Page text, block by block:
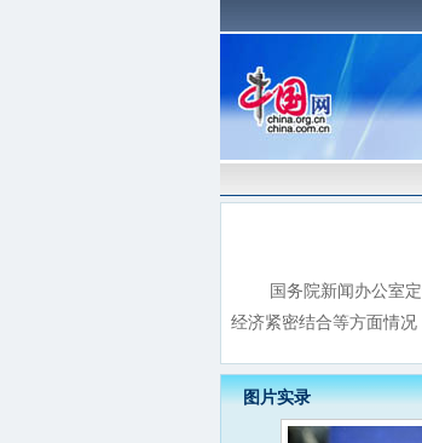
国务院新闻办公室定于
经济紧密结合等方面情
图片实录